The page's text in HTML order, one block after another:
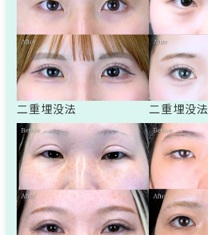
二重埋没法 二重埋没法